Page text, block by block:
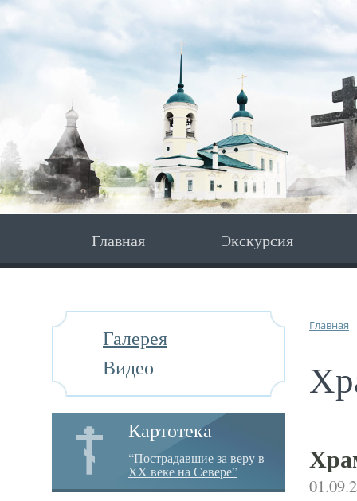
Главная Экскурсия
Галерея
Видео
Картотека
“Пострадавшие за веру в
XX веке на Севере”
Главная